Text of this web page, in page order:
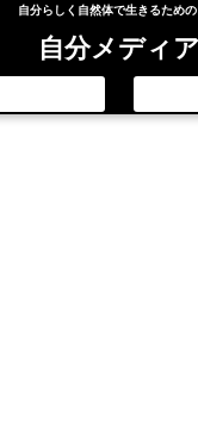
自分らしく自然体で生きるため
自分メディア